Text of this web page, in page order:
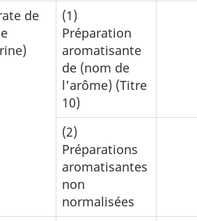
de
(1)
Préparation
aromatisante
de (nom de
l'arôme) (Titre
10)
(2)
Préparations
aromatisantes
non
normalisées